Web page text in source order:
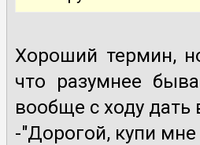
Хороший термин,
что разумнее
вообще с ходу дать
-"Дорогой, купи мне